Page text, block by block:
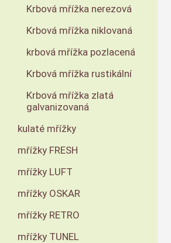
Krbová mřížka nerezová
Krbová mřížka niklovaná
krbová mřížka pozlacená
Krbová mřížka rustikální
Krbová mřížka zlatá
galvanizovaná
kulaté mřížky
mřížky FRESH
mřížky LUFT
mřížky OSKAR
mřížky RETRO
mřížky TUNEL